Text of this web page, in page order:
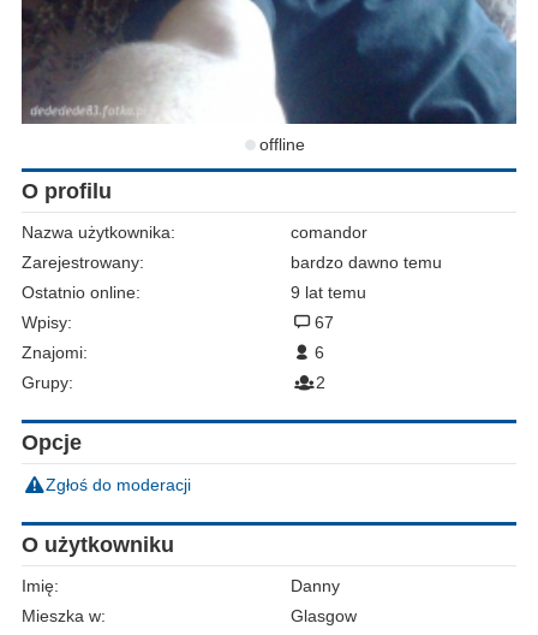
offline
O profilu
Nazwa użytkownika:
comandor
Zarejestrowany:
bardzo dawno temu
Ostatnio online:
9 lat temu
Wpisy:
67
Znajomi:
6
Grupy:
2
Opcje
Zgłoś do moderacji
O użytkowniku
Imię:
Danny
Mieszka w:
Glasgow